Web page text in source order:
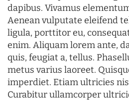
dapibus. Vivamus
Aenean vulputate eleifend
ligula, porttitor eu,
enim. Aliquam lorem ante,
quis, feugiat a, tellus.
metus varius laoreet.
imperdiet. Etiam ultricies
Curabitur ullamcorper